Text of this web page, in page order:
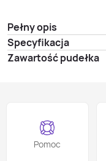
Pełny opis
Specyfikacja
Zawartość pudełka
Pomoc